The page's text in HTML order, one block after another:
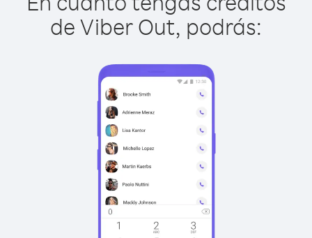
de Viber Out, podrás: